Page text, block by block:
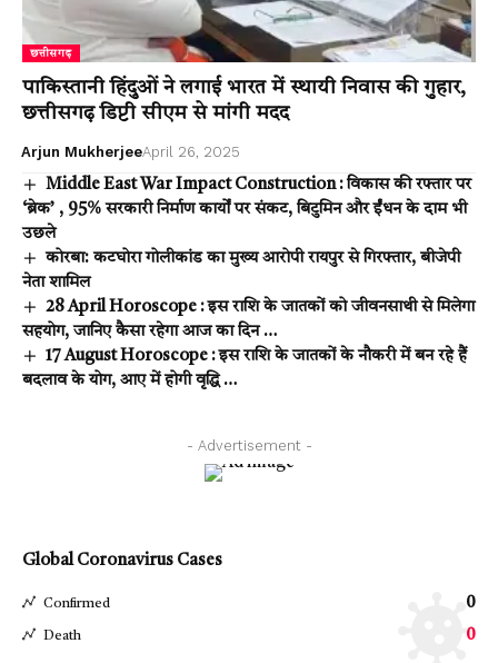
छत्तीसगढ़
पाकिस्तानी हिंदुओं ने लगाई भारत में स्थायी निवास की गुहार,
छत्तीसगढ़ डिप्टी सीएम से मांगी मदद
Arjun MukherjeeApril 26, 2025
Middle East War Impact Construction : विकास की रफ्तार पर
‘ब्रेक’ , 95% सरकारी निर्माण कार्यों पर संकट, बिटुमिन और ईंधन के दाम भी
उछले
कोरबा: कटघोरा गोलीकांड का मुख्य आरोपी रायपुर से गिरफ्तार, बीजेपी
नेता शामिल
28 April Horoscope : इस राशि के जातकों को जीवनसाथी से मिलेगा
सहयोग, जानिए कैसा रहेगा आज का दिन …
17 August Horoscope : इस राशि के जातकों के नौकरी में बन रहे हैं
बदलाव के योग, आए में होगी वृद्धि …
- Advertisement -
Global Coronavirus Cases
Confirmed 0
Death 0